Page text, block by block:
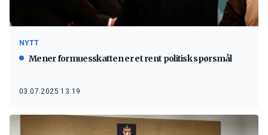
NYTT
Mener formuesskatten er et rent politisk spørsmål
03.07.2025 13:19